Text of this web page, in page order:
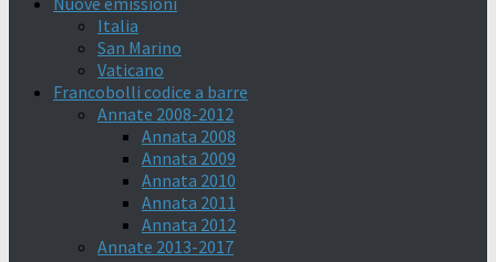
Italia
San Marino
Vaticano
Francobolli codice a barre
Annate 2008-2012
Annata 2008
Annata 2009
Annata 2010
Annata 2011
Annata 2012
Annate 2013-2017